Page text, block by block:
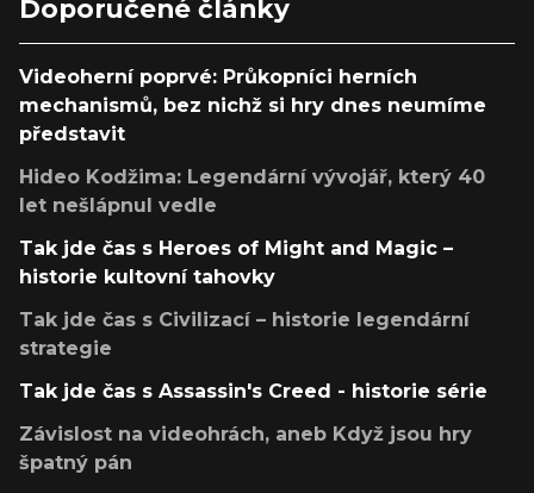
Doporučené články
Videoherní poprvé: Průkopníci herních
mechanismů, bez nichž si hry dnes neumíme
představit
Hideo Kodžima: Legendární vývojář, který 40
let nešlápnul vedle
Tak jde čas s Heroes of Might and Magic –
historie kultovní tahovky
Tak jde čas s Civilizací – historie legendární
strategie
Tak jde čas s Assassin's Creed - historie série
Závislost na videohrách, aneb Když jsou hry
špatný pán